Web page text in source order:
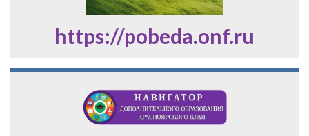
https://pobeda.onf.ru